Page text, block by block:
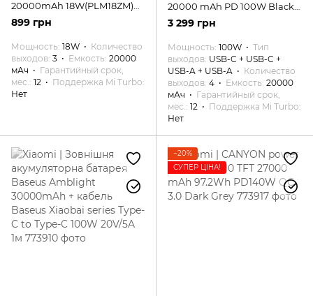
20000mAh 18W(PLM18ZM)
White
899 грн
Мощность 18W
Количество
выходов 3 Емкость 20000
мАч
Гарантийный срок,
мес.
12
Поддержка Mi Turbo
Нет
20000 mAh PD 100W Black
(PPDGL-01)
3 299 грн
Мощность 100W
Тип
выходов USB-C + USB-C +
USB-A + USB-A
Количество
выходов 4 Емкость 20000
мАч
Гарантийный срок,
мес.
12
Поддержка Mi Turbo
Нет
−20%
СУПЕР ЦІНА!